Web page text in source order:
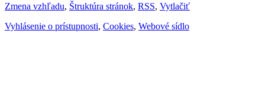
Zmena vzhľadu, Štruktúra stránok, RSS, Vytlačiť
Vyhlásenie o prístupnosti, Cookies, Webové sídlo